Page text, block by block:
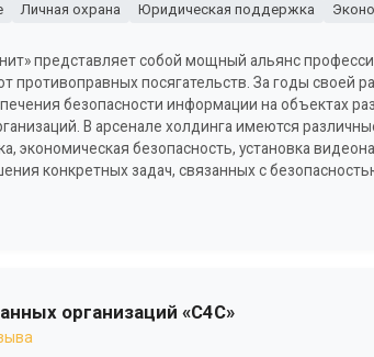
Личная охрана Юридическая поддержка
представляет собой мощный альянс
противоправных посягательств. За годы своей
безопасности информации на объектах
В арсенале холдинга имеются
экономическая безопасность, установка
конкретных задач, связанных с
организаций «С4С»